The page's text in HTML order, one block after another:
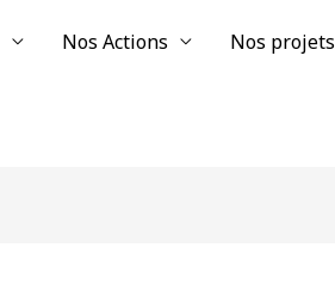
Nos Actions Nos projets